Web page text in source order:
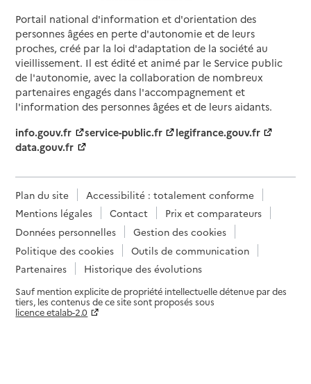
Portail national d'information et d'orientation des
personnes âgées en perte d'autonomie et de leurs
proches, créé par la loi d'adaptation de la société au
vieillissement. Il est édité et animé par le Service public
de l'autonomie, avec la collaboration de nombreux
partenaires engagés dans l'accompagnement et
l'information des personnes âgées et de leurs aidants.
info.gouv.fr
service-public.fr
legifrance.gouv.fr
data.gouv.fr
Plan du site
Accessibilité : totalement conforme
Mentions légales
Contact
Prix et comparateurs
Données personnelles
Gestion des cookies
Politique des cookies
Outils de communication
Partenaires
Historique des évolutions
Sauf mention explicite de propriété intellectuelle détenue par des
tiers, les contenus de ce site sont proposés sous
licence etalab-2.0